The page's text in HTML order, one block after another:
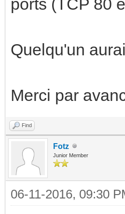
ports (TCP 80
Quelqu'un
Merci par
Find
Fotz
Junior Member
06-11-2016, 09:30